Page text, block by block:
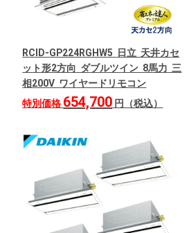
RCID-GP224RGHW5 日立 天井カセ
ット形2方向 ダブルツイン 8馬力 三
相200V ワイヤードリモコン
特別価格 654,700 円（税込）